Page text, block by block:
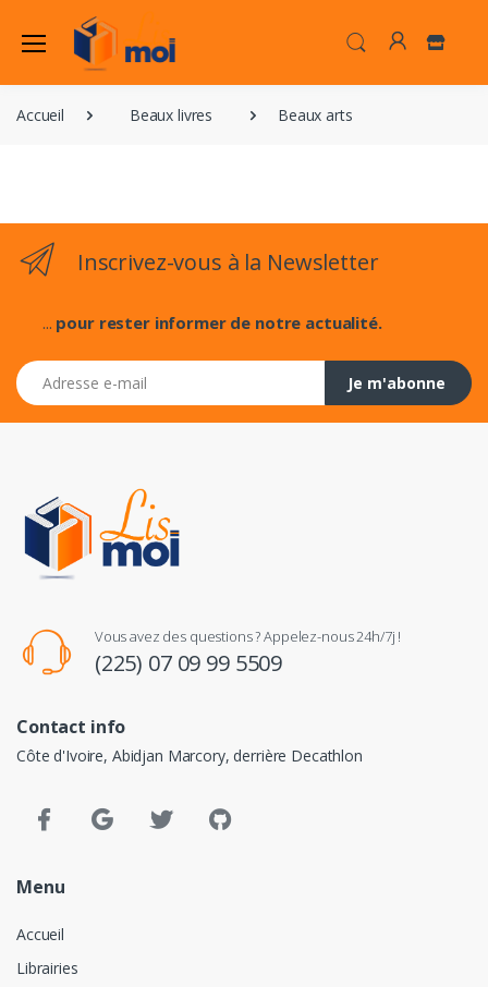
Accueil Beaux livres Beaux arts
Inscrivez-vous à la Newsletter
... pour rester informer de notre actualité.
Adresse e-mail
Je m'abonne
Vous avez des questions ? Appelez-nous 24h/7j !
(225) 07 09 99 5509
Contact info
Côte d'Ivoire, Abidjan Marcory, derrière Decathlon
Menu
Accueil
Librairies